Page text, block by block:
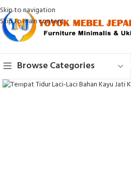
Skip to navigation
Skip to main content
Browse Categories
Click to enlarge